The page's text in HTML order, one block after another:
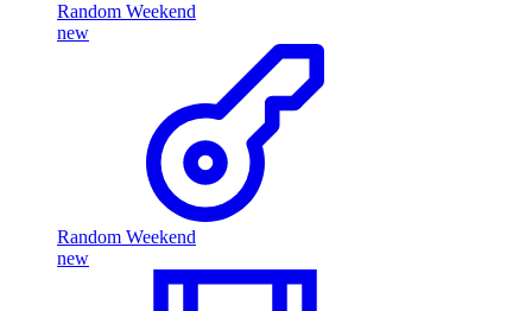
Random Weekend
new
Random Weekend
new